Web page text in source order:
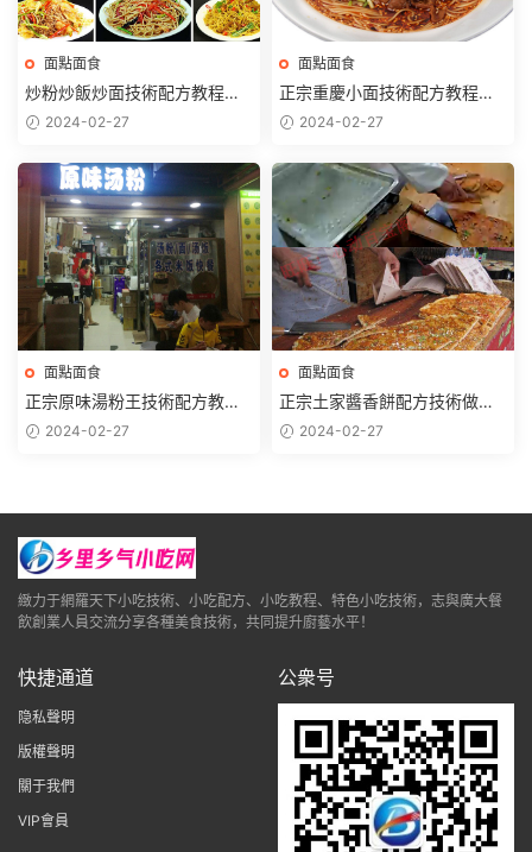
面點面食
炒粉炒飯炒面技術配方教程夜
市地攤小吃美食快餐蛋炒飯小
2024-02-27
面點面食
正宗重慶小面技術配方教程豌
雜面肥腸面牛肉面排骨面開店
2024-02-27
面點面食
正宗原味湯粉王技術配方教程
高湯辣椒醬制作早餐夜宵小吃
2024-02-27
面點面食
正宗土家醬香餅配方技術做法
教程創業擺攤特色小吃培訓商
2024-02-27
緻力于網羅天下小吃技術、小吃配方、小吃教程、特色小吃技術，志與廣大餐
飲創業人員交流分享各種美食技術，共同提升廚藝水平！
快捷通道
隐私聲明
版權聲明
關于我們
VIP會員
公衆号